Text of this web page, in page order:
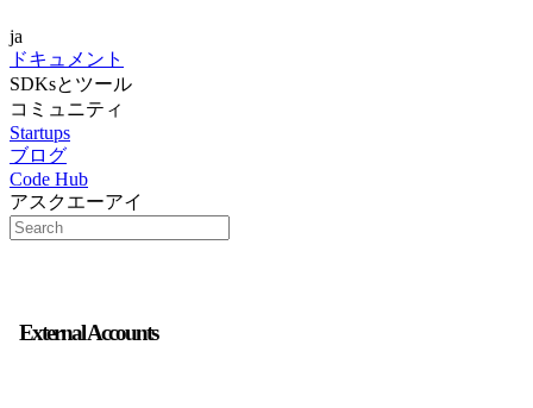
ja
ドキュメント
SDKsとツール
コミュニティ
Startups
ブログ
Code Hub
アスクエーアイ
External Accounts